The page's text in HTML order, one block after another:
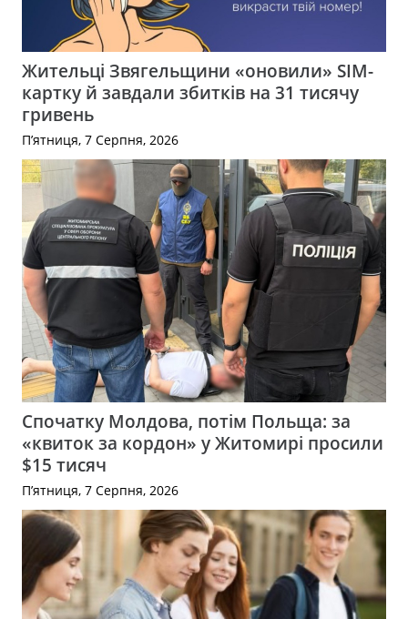
Жительці Звягельщини «оновили» SIM-
картку й завдали збитків на 31 тисячу
гривень
П’ятниця, 7 Серпня, 2026
Спочатку Молдова, потім Польща: за
«квиток за кордон» у Житомирі просили
$15 тисяч
П’ятниця, 7 Серпня, 2026